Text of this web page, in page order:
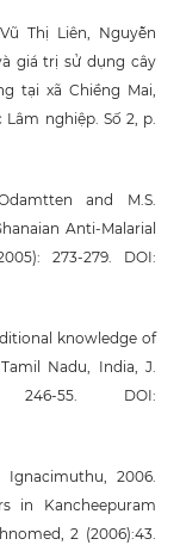
Thị Liên, Nguyễn
giá trị sử dụng cây
tại xã Chiềng Mai,
nghiệp. Số 2, p.
and M.S.
Anti-Malarial
273-279. DOI:
knowledge of
Nadu, India, J.
246-55. DOI:
2006.
in Kancheepuram
2 (2006):43.